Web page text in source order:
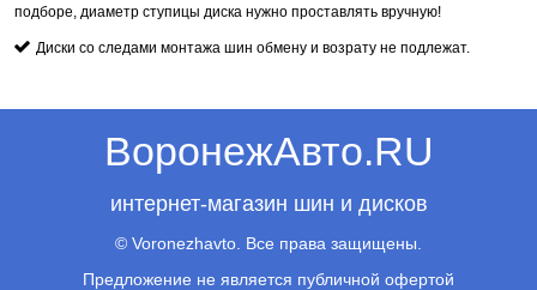
подборе, диаметр ступицы диска нужно проставлять вручную!
Диски со следами монтажа шин обмену и возрату не подлежат.
ВоронежАвто.RU
интернет-магазин шин и дисков
© Voronezhavto. Все права защищены.
Предложение не является публичной офертой